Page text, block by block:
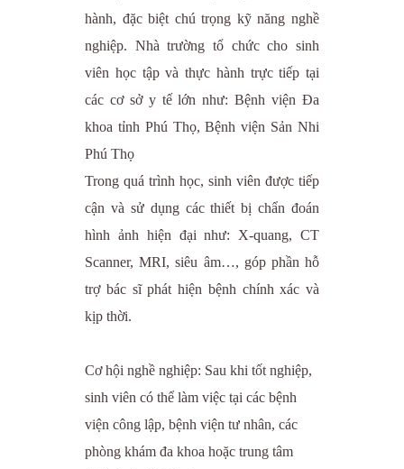
hành, đặc biệt chú trọng kỹ năng nghề
nghiệp. Nhà trường tổ chức cho sinh
viên học tập và thực hành trực tiếp tại
các cơ sở y tế lớn như: Bệnh viện Đa
khoa tỉnh Phú Thọ, Bệnh viện Sản Nhi
Phú Thọ
Trong quá trình học, sinh viên được tiếp
cận và sử dụng các thiết bị chẩn đoán
hình ảnh hiện đại như: X-quang, CT
Scanner, MRI, siêu âm…, góp phần hỗ
trợ bác sĩ phát hiện bệnh chính xác và
kịp thời.
Cơ hội nghề nghiệp: Sau khi tốt nghiệp,
sinh viên có thể làm việc tại các bệnh
viện công lập, bệnh viện tư nhân, các
phòng khám đa khoa hoặc trung tâm